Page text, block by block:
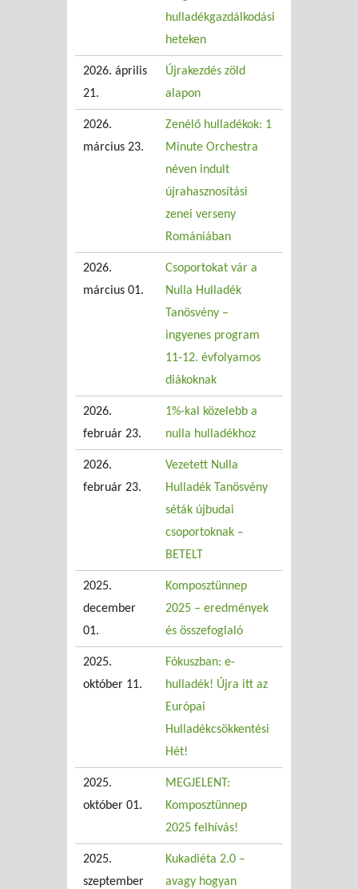
hulladékgazdálkodási
heteken
2026. április
21.
Újrakezdés zöld
alapon
2026.
március 23.
Zenélő hulladékok: 1
Minute Orchestra
néven indult
újrahasznosítási
zenei verseny
Romániában
2026.
március 01.
Csoportokat vár a
Nulla Hulladék
Tanösvény –
ingyenes program
11-12. évfolyamos
diákoknak
2026.
február 23.
1%-kal közelebb a
nulla hulladékhoz
2026.
február 23.
Vezetett Nulla
Hulladék Tanösvény
séták újbudai
csoportoknak –
BETELT
2025.
december
01.
Komposztünnep
2025 – eredmények
és összefoglaló
2025.
október 11.
Fókuszban: e-
hulladék! Újra itt az
Európai
Hulladékcsökkentési
Hét!
2025.
október 01.
MEGJELENT:
Komposztünnep
2025 felhívás!
2025.
szeptember
Kukadiéta 2.0 –
avagy hogyan